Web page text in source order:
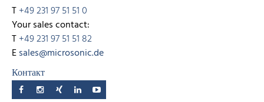
T+49 231 97 51 51 0
Your sales contact:
T+49 231 97 51 51 82
Esales@microsonic.de
Контакт